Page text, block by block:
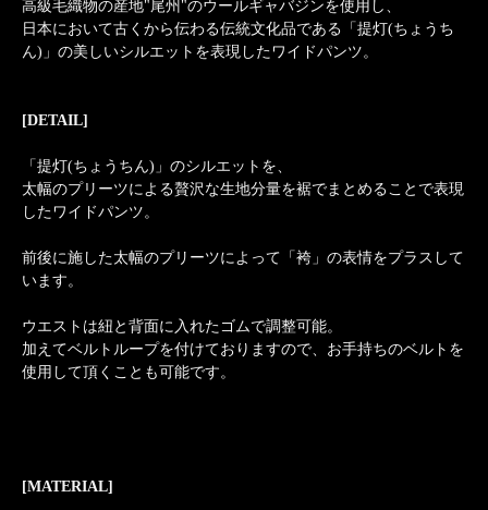
高級毛織物の産地"尾州"のウールギャバジンを使用し、
日本において古くから伝わる伝統文化品である「提灯(ちょうち
ん)」の美しいシルエットを表現したワイドパンツ。
[DETAIL]
「提灯(ちょうちん)」のシルエットを、
太幅のプリーツによる贅沢な生地分量を裾でまとめることで表現
したワイドパンツ。
前後に施した太幅のプリーツによって「袴」の表情をプラスして
います。
ウエストは紐と背面に入れたゴムで調整可能。
加えてベルトループを付けておりますので、お手持ちのベルトを
使用して頂くことも可能です。
[MATERIAL]